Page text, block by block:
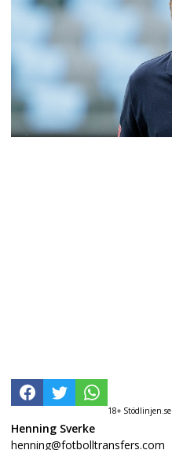
18+ Stödlinjen.se
Henning Sverke
henning@fotbolltransfers.com